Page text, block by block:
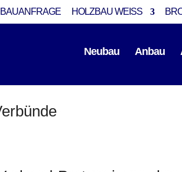
BAUANFRAGE HOLZBAU WEISS
Neubau Anbau